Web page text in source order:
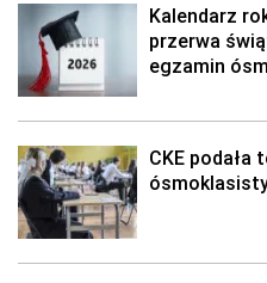
Kalendarz
przerwa
egzamin
CKE podała